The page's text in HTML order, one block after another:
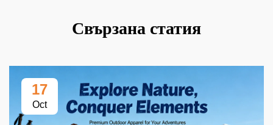
Свързана статия
17
Oct